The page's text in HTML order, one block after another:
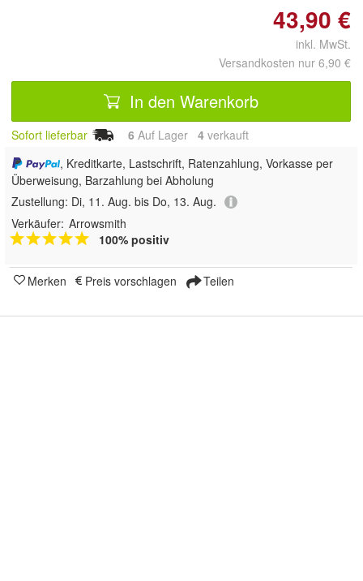
43,90 €
inkl. MwSt.
Versandkosten nur 6,90 €
In den Warenkorb
Sofort lieferbar 6 Auf Lager 4 verkauft
, Kreditkarte, Lastschrift, Ratenzahlung, Vorkasse per
Überweisung, Barzahlung bei Abholung
Zustellung: Di, 11. Aug. bis Do, 13. Aug.
Verkäufer: Arrowsmith
100% positiv
Merken Preis vorschlagen Teilen